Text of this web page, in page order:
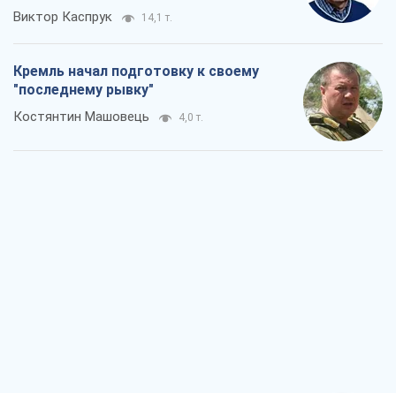
Виктор Каспрук 14,1 т.
Кремль начал подготовку к своему
"последнему рывку"
Костянтин Машовець 4,0 т.